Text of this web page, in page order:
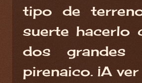
tipo de
suerte hacerlo
dos grandes
pirenaico. ¡A